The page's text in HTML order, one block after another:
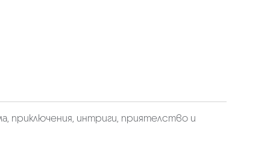
приключения, интриги, приятелство и